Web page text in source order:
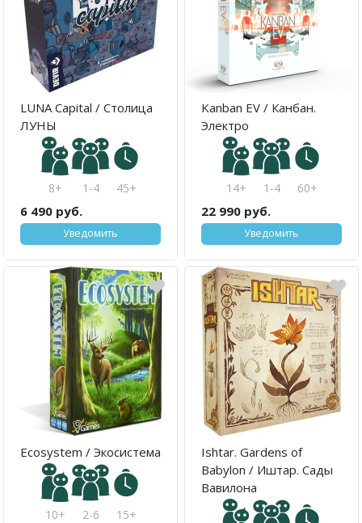
LUNA Capital / Столица
ЛУНЫ
8+ 1-4 45+
6 490 руб.
Уведомить
Kanban EV / Канбан.
Электро
14+ 1-4 60+
22 990 руб.
Уведомить
Ecosystem / Экосистема
10+ 2-6 15+
Ishtar. Gardens of
Babylon / Иштар. Сады
Вавилона